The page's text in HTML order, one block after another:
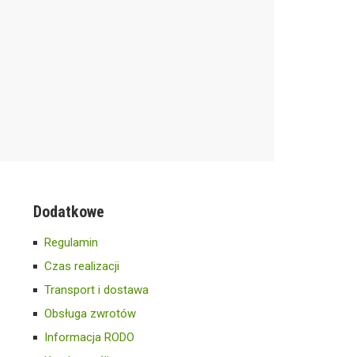
Dodatkowe
Regulamin
Czas realizacji
Transport i dostawa
Obsługa zwrotów
Informacja RODO